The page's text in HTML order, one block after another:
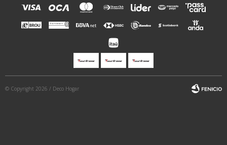
© Copyright 2026 / Deco Hogar